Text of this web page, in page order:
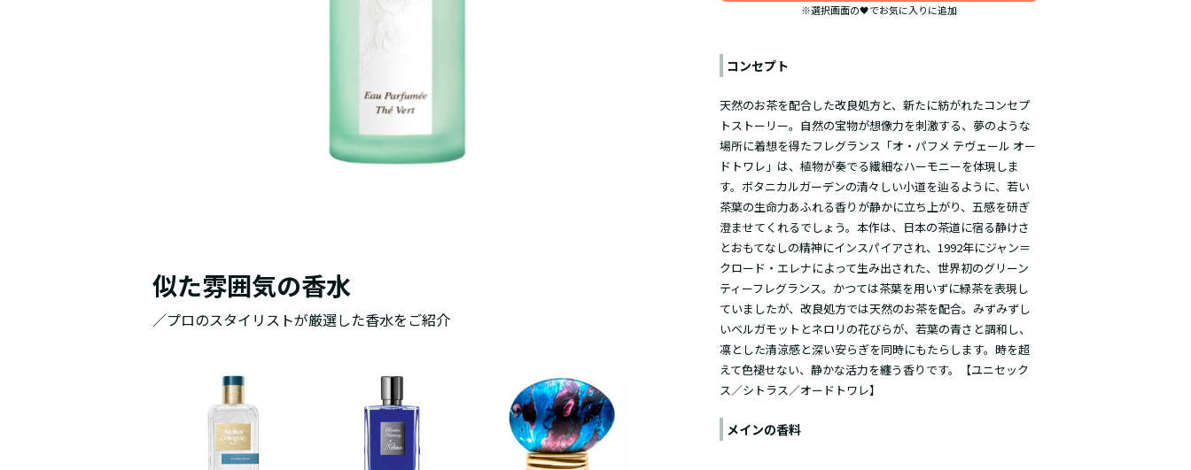
※選択画面の🖤でお気に入りに追加
コンセプト
天然のお茶を配合した改良処方と、新たに紡がれたコンセプ
トストーリー。自然の宝物が想像力を刺激する、夢のような
場所に着想を得たフレグランス「オ・パフメ テヴェール オー
ドトワレ」は、植物が奏でる繊細なハーモニーを体現しま
す。ボタニカルガーデンの清々しい小道を辿るように、若い
茶葉の生命力あふれる香りが静かに立ち上がり、五感を研ぎ
澄ませてくれるでしょう。本作は、日本の茶道に宿る静けさ
とおもてなしの精神にインスパイアされ、1992年にジャン＝
クロード・エレナによって生み出された、世界初のグリーン
ティーフレグランス。かつては茶葉を用いずに緑茶を表現し
ていましたが、改良処方では天然のお茶を配合。みずみずし
いベルガモットとネロリの花びらが、若葉の青さと調和し、
凛とした清涼感と深い安らぎを同時にもたらします。時を超
えて色褪せない、静かな活力を纏う香りです。【ユニセック
ス／シトラス／オードトワレ】
メインの香料
似た雰囲気の香水
／プロのスタイリストが厳選した香水をご紹介